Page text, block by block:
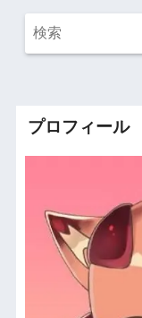
プロフィール